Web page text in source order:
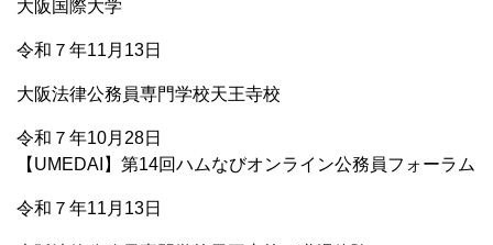
大阪国際大学
令和７年11月13日
大阪法律公務員専門学校天王寺校
令和７年10月28日
【UMEDAI】第14回ハムなびオンライン公務員フォーラム
令和７年11月13日